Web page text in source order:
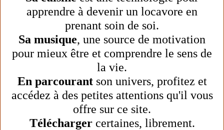
apprendre à devenir un locavore en
prenant soin de soi.
Sa musique, une source de motivation
pour mieux être et comprendre le sens de
la vie.
En parcourantson univers, profitez et
accédez à des petites attentions qu'il vous
offre sur ce site.
Téléchargercertaines, librement.